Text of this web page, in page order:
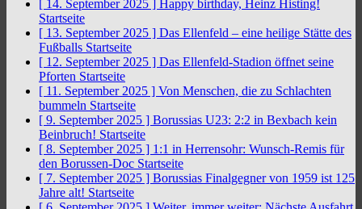
[ 14. September 2025 ] Happy birthday, Heinz Histing!
Startseite
[ 13. September 2025 ] Das Ellenfeld – eine heilige Stätte des
Fußballs Startseite
[ 12. September 2025 ] Das Ellenfeld-Stadion öffnet seine
Pforten Startseite
[ 11. September 2025 ] Von Menschen, die zu Schlachten
bummeln Startseite
[ 9. September 2025 ] Borussias U23: 2:2 in Bexbach kein
Beinbruch! Startseite
[ 8. September 2025 ] 1:1 in Herrensohr: Wunsch-Remis für
den Borussen-Doc Startseite
[ 7. September 2025 ] Borussias Finalgegner von 1959 ist 125
Jahre alt! Startseite